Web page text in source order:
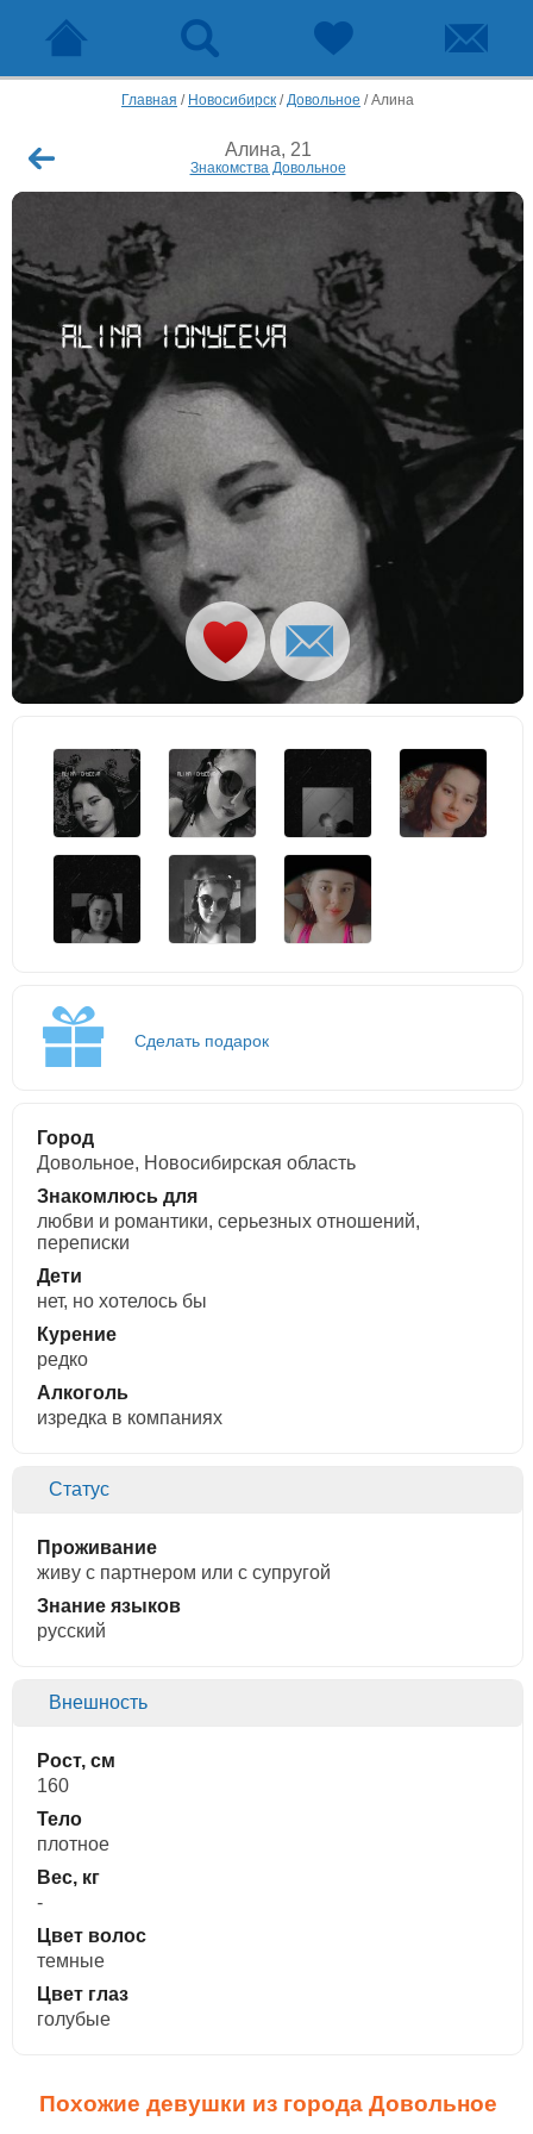
Главная / Новосибирск /Довольное /Алина
Алина, 21
Знакомства Довольное
Сделать подарок
Город
Довольное, Новосибирская область
Знакомлюсь для
любви и романтики, cерьезных отношений,
переписки
Дети
нет, но хотелось бы
Курение
редко
Алкоголь
изредка в компаниях
Статус
Проживание
живу с партнером или с супругой
Знание языков
русский
Внешность
Рост, см
160
Тело
плотное
Вес, кг
-
Цвет волос
темные
Цвет глаз
голубые
Похожие девушки из города Довольное